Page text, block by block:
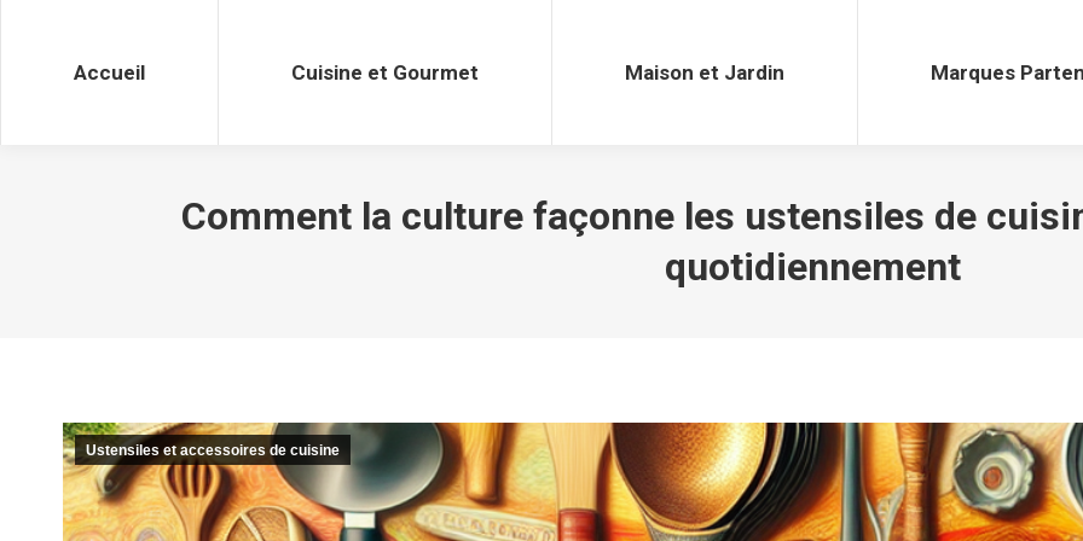
Accueil Cuisine et Gourmet Maison et Jardin Marques
Comment la culture façonne les ustensiles de
quotidiennement
Ustensiles et accessoires de cuisine